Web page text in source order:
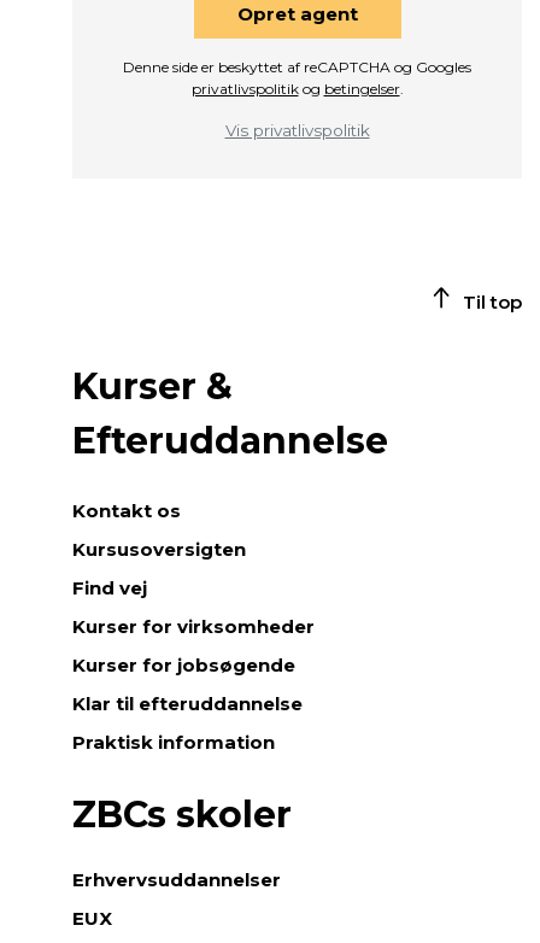
Opret agent
Denne side er beskyttet af reCAPTCHA og Googles
privatlivspolitikog betingelser.
Vis privatlivspolitik
Til top
Kurser &
Efteruddannelse
Kontakt os
Kursusoversigten
Find vej
Kurser for virksomheder
Kurser for jobsøgende
Klar til efteruddannelse
Praktisk information
ZBCs skoler
Erhvervsuddannelser
EUX